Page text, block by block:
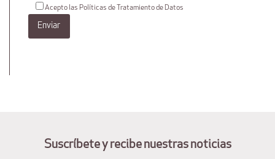
Acepto las Políticas de Tratamiento de Datos
Suscríbete y recibe nuestras noticias